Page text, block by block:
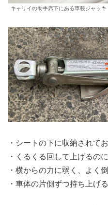
キャリイの助手席下にある車載ジャッキ
・シートの下に収納されて
・くるくる回して上げるの
・横からの力に弱く、よく
・車体の片側ずつ持ち上げ